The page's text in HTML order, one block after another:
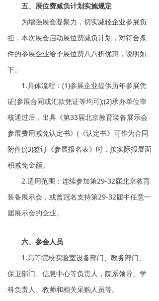
五、展位费减负计划实施规定
为增强展会凝聚力，切实减轻企业参展负
担，本次展会启动展位费减负计划，对符合条
件的参展企业给予展位费八八折优惠，说明如
下。
1.具体流程：(1)参展企业提供历年参展凭
证(参展合同或汇款凭证等均可);(2)承办单位审
核通过后，出具《第33届北京教育装备展示会
参展费用减免认定书》(《认定书》可作为合同
附件);(3)签订《参展报名表》时，按实际报展面
积减免金额。
2.适用范围：连续参加第29-32届北京教育
装备展示会，或曾冠名支持第29-32届中任意一
届展示会的企业。
六、参会人员
1.高等院校实验室设备部门、教务部门、
保卫部门、信息中心等负责人，院系领导、学
科负责人、教师和相关采购人员等。